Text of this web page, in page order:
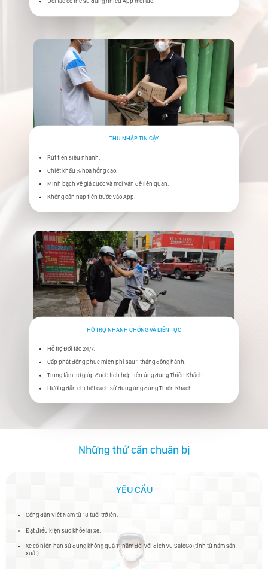
VỀ
THIÊN
THU NHẬP TIN CẬY
Rút tiền siêu nhanh.
Chiết khấu % hoa hồng cao.
Minh bạch về giá cuốc và mọi vấn đề liên quan.
Không cần nạp tiền trước vào App.
HỖ TRỢ NHANH CHÓNG VÀ LIÊN TỤC
Hỗ trợ Đối tác 24/7.
Cấp phát đồng phục miễn phí sau 1 tháng đồng hành.
Trung tâm trợ giúp được tích hợp trên ứng dụng Thiên Khách.
Hướng dẫn chi tiết cách sử dụng ứng dụng Thiên Khách.
Những thứ cần chuẩn bị
YÊU CẦU
Công dân Việt Nam từ 18 tuổi trở lên.
Đạt điều kiện sức khỏe lái xe.
Xe có niên hạn sử dụng không quá 11 năm đối với dịch vụ SafeGo (tính từ năm sản
xuất).